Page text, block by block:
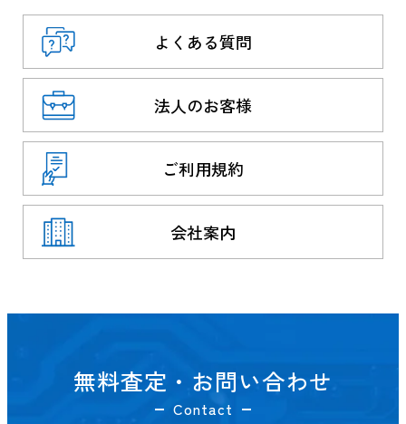
よくある質問
法人のお客様
ご利用規約
会社案内
無料査定・お問い合わせ
Contact